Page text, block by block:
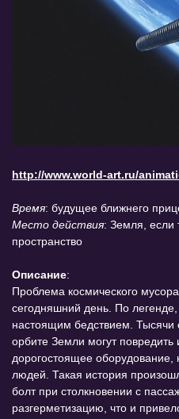
http://www.world-art.ru/
Время: будущее ближнего
Место действия: Земля, если
пространство
Описание:
Проблема космического
сегодняшний день. По
настоящим бедствием.
орбите Земли могут повредить
дорогостоящее оборудование,
людей. Такая история
болт при столкновении с
разгерметизацию, что и